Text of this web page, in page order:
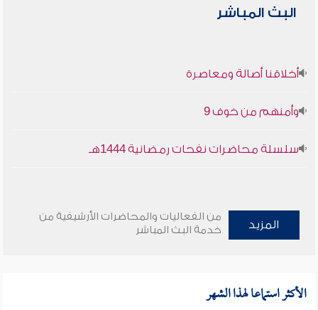
البث المباشر
أخلاقنا أصالة ومعاصرة
وأمنهم من خوف 9
سلسلة محاضرات نفحات رمضانية 1444هـ
المزيد
من الفعاليات والمحاضرات الأرشيفية من
خدمة البث المباشر
الأكثر استماعا لهذا الشهر